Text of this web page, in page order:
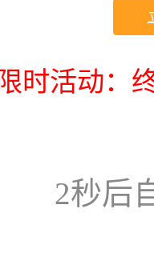
限时活动：
2秒后